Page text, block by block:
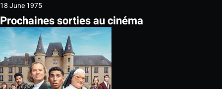
18 June 1975
Prochaines sorties au cinéma